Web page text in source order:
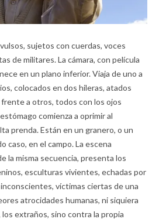
sujetos con cuerdas, voces
de militares. La cámara, con película
en un plano inferior. Viaja de uno a
colocados en dos hileras, atados
frente a otros, todos con los ojos
comienza a oprimir al
prenda. Están en un granero, o un
caso, en el campo. La escena
la misma secuencia, presenta los
esculturas vivientes, echadas por
víctimas ciertas de una
atrocidades humanas, ni siquiera
extraños, sino contra la propia